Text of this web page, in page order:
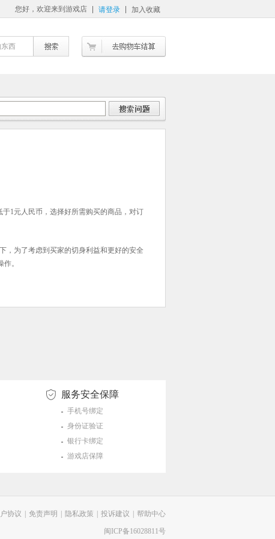
您好，欢迎来到游戏店 请登录 加入收藏
西
于1元人民币，选择好所需购买的商品，对订
，为了考虑到买家的切身利益和更好的安全
。
服务安全保障
手机号绑定
身份证验证
银行卡绑定
游戏店保障
帮助中心
投诉建议
隐私政策
免责声明
协议
闽ICP备16028811号